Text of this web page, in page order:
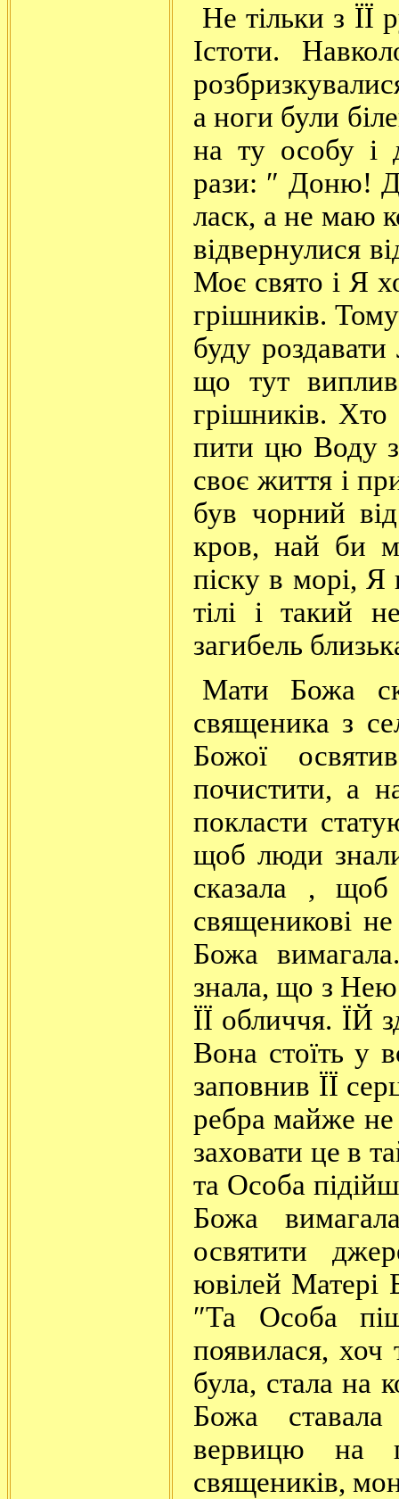
Не тільки з ЇЇ
Істоти.
а ноги були
на ту особу і
рази: ″ Доню!
ласк, а не маю
відвернулися
Моє свято і Я
грішників.
буду
що тут
грішників.
пити цю Воду з
своє життя і
був чорний
кров, най би
піску в морі,
тілі і такий
загибель
Мати Божа
священика з
Божої
почистити, а
покласти
щоб люди
сказала , щоб
священикові
Божа
знала, що з Нею
ЇЇ обличчя. ЇЙ
Вона стоїть у
заповнив ЇЇ
ребра майже
заховати це в
та Особа
Божа
освятити
ювілей Матері
″Та Особа
появилася, хоч
була, стала на
Божа
вервицю на
священиків,